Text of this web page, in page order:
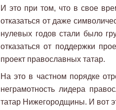
И это при том, что в свое
отказаться от даже
нулевых годов стали было
отказаться от поддержки
проект православных татар.
На это в частном порядке
неграмотность лидера
татар Нижегородщины. И вот